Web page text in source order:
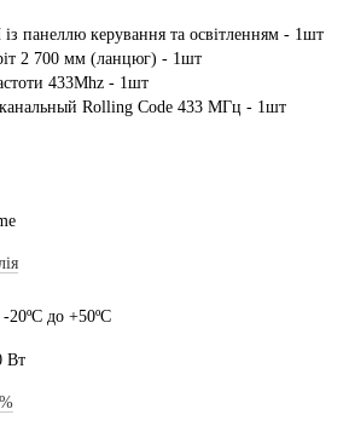
панеллю керування та освітленням - 1шт
2 700 мм (ланцюг) - 1шт
433Mhz - 1шт
Rolling Code 433 MГц - 1шт
-20ºС до +50ºС
Вт